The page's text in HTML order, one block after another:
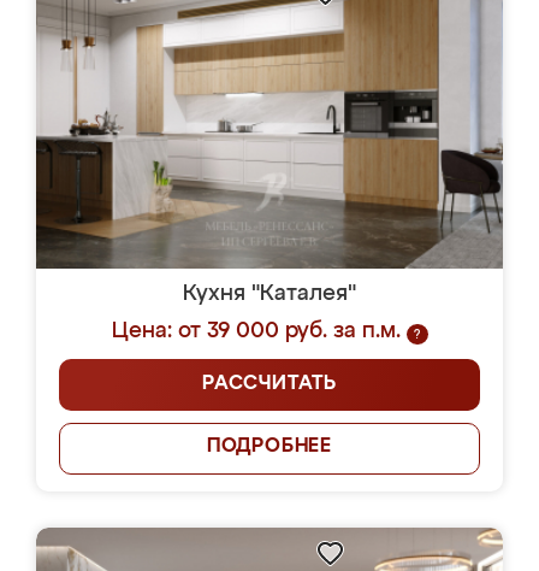
Кухня "Каталея"
Цена: от 39 000 руб. за п.м.
?
РАССЧИТАТЬ
ПОДРОБНЕЕ